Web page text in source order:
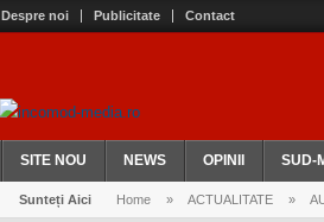
Despre noi Publicitate Contact
SITE NOU NEWS OPINII SUD-
Sunteți Aici Home » ACTUALITATE »